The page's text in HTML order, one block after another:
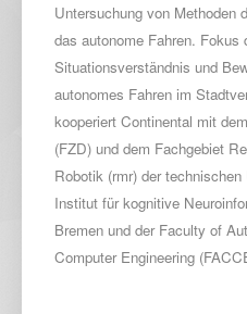
Untersuchung von Methoden
das autonome Fahren. Fokus
Situationsverständnis und
autonomes Fahren im
kooperiert Continental mit
(FZD) und dem Fachgebiet
Robotik (rmr) der
Institut für kognitive
Bremen und der Faculty of
Computer Engineering